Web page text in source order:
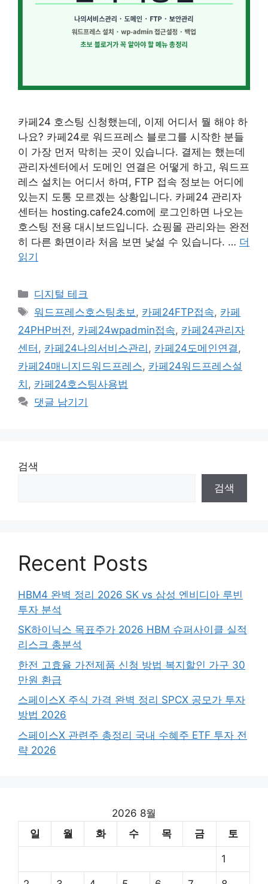
카페24 호스팅 신청했는데, 이제 어디서 뭘 해야 하
나요? 카페24로 워드프레스 블로그를 시작한 분들
이 가장 먼저 막히는 곳이 있습니다. 결제는 했는데
관리자센터에서 도메인 연결은 어떻게 하고, 워드프
레스 설치는 어디서 하며, FTP 접속 정보는 어디에
있는지 도통 모르겠는 상황입니다. 카페24 관리자
센터는 hosting.cafe24.com에 로그인하면 나오는
호스팅 전용 대시보드입니다. 쇼핑몰 관리와는 완전
히 다른 화면이라 처음 보면 낯설 수 있습니다. … 더
읽기
카
테
고
리
디지털 테크
태
그
워드프레스호스팅초보 , 카페24FTP접속, 카페
24PHP버전 , 카페24wpadmin접속, 카페24관리자
센터 , 카페24나의서비스관리 , 카페24도메인연결 ,
카페24매니지드워드프레스, 카페24워드프레스설
치 , 카페24호스팅사용법
댓글 남기기
검색
검색
Recent Posts
HBM4 완벽 정리 2026 SK vs 삼성 엔비디아 루빈
투자 분석
SK하이닉스 목표주가 2026 HBM 슈퍼사이클 실적
리스크 총분석
한전 고효율 가전제품 신청 방법 복지할인 가구 30
만원 환급
스페이스X 주식 가격 완벽 정리 SPCX 공모가 투자
방법 2026
스페이스X 관련주 총정리 국내 수혜주 ETF 투자 전
략 2026
2026 8월
일
월 화 수 목 금 토
1